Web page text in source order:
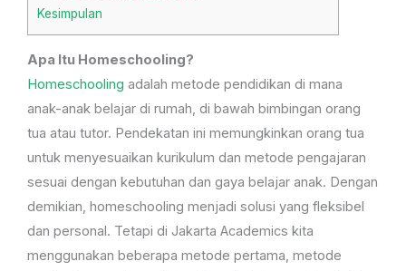
Kesimpulan
Apa Itu Homeschooling?
Homeschooling adalah metode pendidikan di mana
anak-anak belajar di rumah, di bawah bimbingan orang
tua atau tutor. Pendekatan ini memungkinkan orang tua
untuk menyesuaikan kurikulum dan metode pengajaran
sesuai dengan kebutuhan dan gaya belajar anak. Dengan
demikian, homeschooling menjadi solusi yang fleksibel
dan personal. Tetapi di Jakarta Academics kita
menggunakan beberapa metode pertama, metode